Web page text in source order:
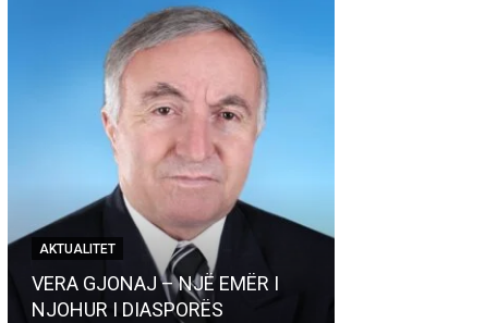
AKTUALITET
VERA GJONAJ – NJË EMËR I
NJOHUR I DIASPORËS